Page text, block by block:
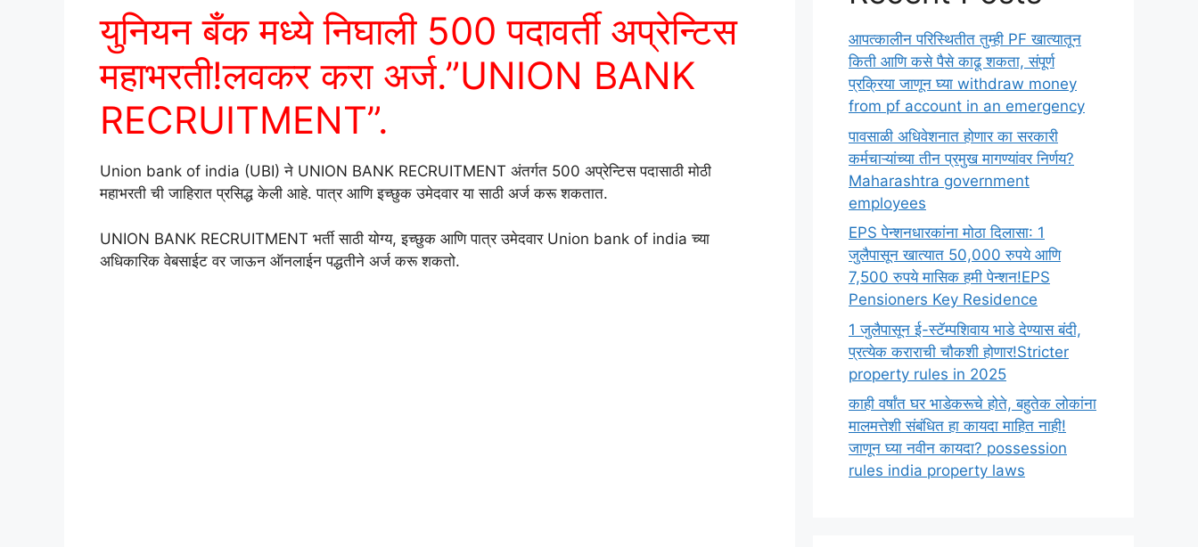
युनियन बँक मध्ये निघाली 500 पदावर्ती अप्रेन्टिस
महाभरती!लवकर करा अर्ज.”UNION BANK
RECRUITMENT”.
Union bank of india (UBI) ने UNION BANK RECRUITMENT अंतर्गत 500 अप्रेन्टिस पदासाठी मोठी
महाभरती ची जाहिरात प्रसिद्ध केली आहे. पात्र आणि इच्छुक उमेदवार या साठी अर्ज करू शकतात.
UNION BANK RECRUITMENT भर्ती साठी योग्य, इच्छुक आणि पात्र उमेदवार Union bank of india च्या
अधिकारिक वेबसाईट वर जाऊन ऑनलाईन पद्धतीने अर्ज करू शकतो.
आपत्कालीन परिस्थितीत तुम्ही PF खात्यातून
किती आणि कसे पैसे काढू शकता, संपूर्ण
प्रक्रिया जाणून घ्या withdraw money
from pf account in an emergency
पावसाळी अधिवेशनात होणार का सरकारी
कर्मचाऱ्यांच्या तीन प्रमुख मागण्यांवर निर्णय?
Maharashtra government
employees
EPS पेन्शनधारकांना मोठा दिलासा: 1
जुलैपासून खात्यात 50,000 रुपये आणि
7,500 रुपये मासिक हमी पेन्शन!EPS
Pensioners Key Residence
1 जुलैपासून ई-स्टॅम्पशिवाय भाडे देण्यास बंदी,
प्रत्येक कराराची चौकशी होणार!Stricter
property rules in 2025
काही वर्षांत घर भाडेकरूचे होते, बहुतेक लोकांना
मालमत्तेशी संबंधित हा कायदा माहित नाही!
जाणून घ्या नवीन कायदा? possession
rules india property laws